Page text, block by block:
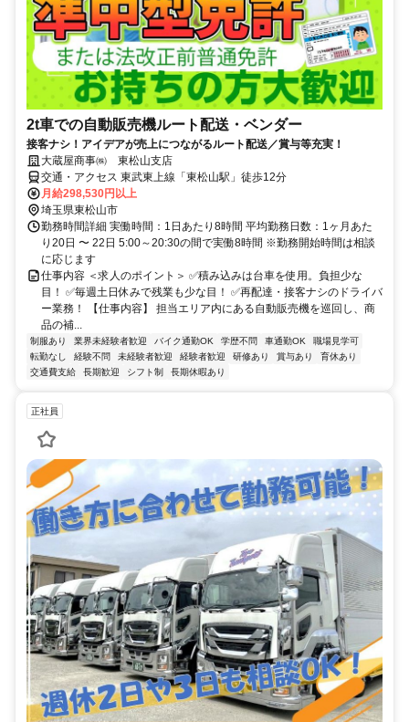
2t車での自動販売機ルート配送・ベンダー
接客ナシ！アイデアが売上につながるルート配送／賞与等充実！
大蔵屋商事㈱ 東松山支店
交通・アクセス 東武東上線「東松山駅」徒歩12分
月給298,530円以上
埼玉県東松山市
勤務時間詳細 実働時間：1日あたり8時間 平均勤務日数：1ヶ月あた
り20日 〜 22日 5:00～20:30の間で実働8時間 ※勤務開始時間は相談
に応じます
仕事内容 ＜求人のポイント＞ ✅積み込みは台車を使用。負担少な
目！ ✅毎週土日休みで残業も少な目！ ✅再配達・接客ナシのドライバ
ー業務！ 【仕事内容】 担当エリア内にある自動販売機を巡回し、商
品の補...
制服あり 業界未経験者歓迎 バイク通勤OK 学歴不問 車通勤OK
職場見学可
転勤なし
経験不問 未経験者歓迎 経験者歓迎 研修あり 賞与あり
育休あり
交通費支給
長期歓迎 シフト制 長期休暇あり
正社員